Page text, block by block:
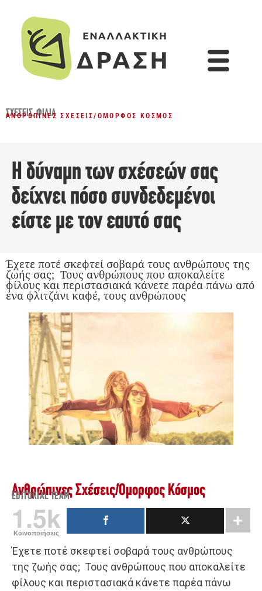
ΣΧΈΣΕΙΣ,ΦΙΛΊΑ
ΑΝΘΡΏΠΙΝΕΣ ΣΧΈΣΕΙΣ/ ΌΜΟΡΦΟΣ ΚΌΣΜΟΣ
Η δύναμη των σχέσεών σας
δείχνει πόσο συνδεδεμένοι
είστε με τον εαυτό σας
Έχετε ποτέ σκεφτεί σοβαρά τους ανθρώπους της
ζωής σας; Τους ανθρώπους που αποκαλείτε
φίλους και περιστασιακά κάνετε παρέα πάνω από
ένα φλιτζάνι καφέ, τους ανθρώπους
Ανθρώπινες Σχέσεις/Όμορφος Κόσμος
EDITORIAL TEAM
1.5k
Κοινοποιήσεις
Έχετε ποτέ σκεφτεί σοβαρά τους ανθρώπους
της ζωής σας; Τους ανθρώπους που αποκαλείτε
φίλους και περιστασιακά κάνετε παρέα πάνω